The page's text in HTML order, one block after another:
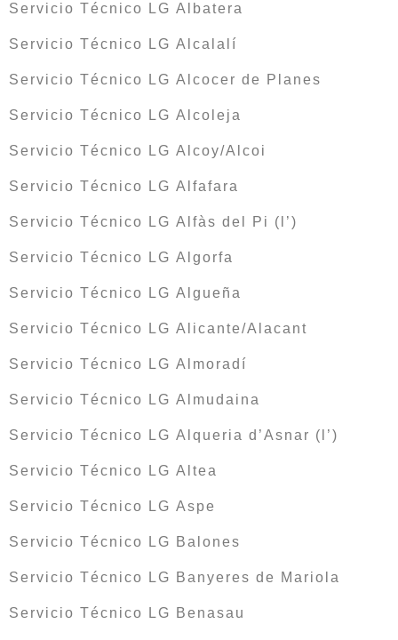
Servicio Técnico LG Albatera
Servicio Técnico LG Alcalalí
Servicio Técnico LG Alcocer de Planes
Servicio Técnico LG Alcoleja
Servicio Técnico LG Alcoy/Alcoi
Servicio Técnico LG Alfafara
Servicio Técnico LG Alfàs del Pi (l’)
Servicio Técnico LG Algorfa
Servicio Técnico LG Algueña
Servicio Técnico LG Alicante/Alacant
Servicio Técnico LG Almoradí
Servicio Técnico LG Almudaina
Servicio Técnico LG Alqueria d’Asnar (l’)
Servicio Técnico LG Altea
Servicio Técnico LG Aspe
Servicio Técnico LG Balones
Servicio Técnico LG Banyeres de Mariola
Servicio Técnico LG Benasau